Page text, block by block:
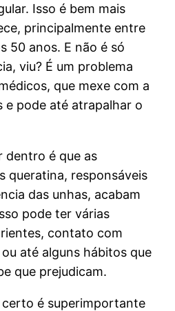
Isso é bem mais
principalmente entre
50 anos. E não é só
viu? É um problema
que mexe com a
e pode até atrapalhar o
dentro é que as
queratina, responsáveis
das unhas, acabam
pode ter várias
contato com
até alguns hábitos que
que prejudicam.
é superimportante